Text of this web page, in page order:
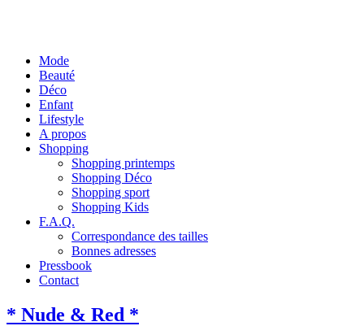
Mode
Beauté
Déco
Enfant
Lifestyle
A propos
Shopping
Shopping printemps
Shopping Déco
Shopping sport
Shopping Kids
F.A.Q.
Correspondance des tailles
Bonnes adresses
Pressbook
Contact
* Nude & Red *